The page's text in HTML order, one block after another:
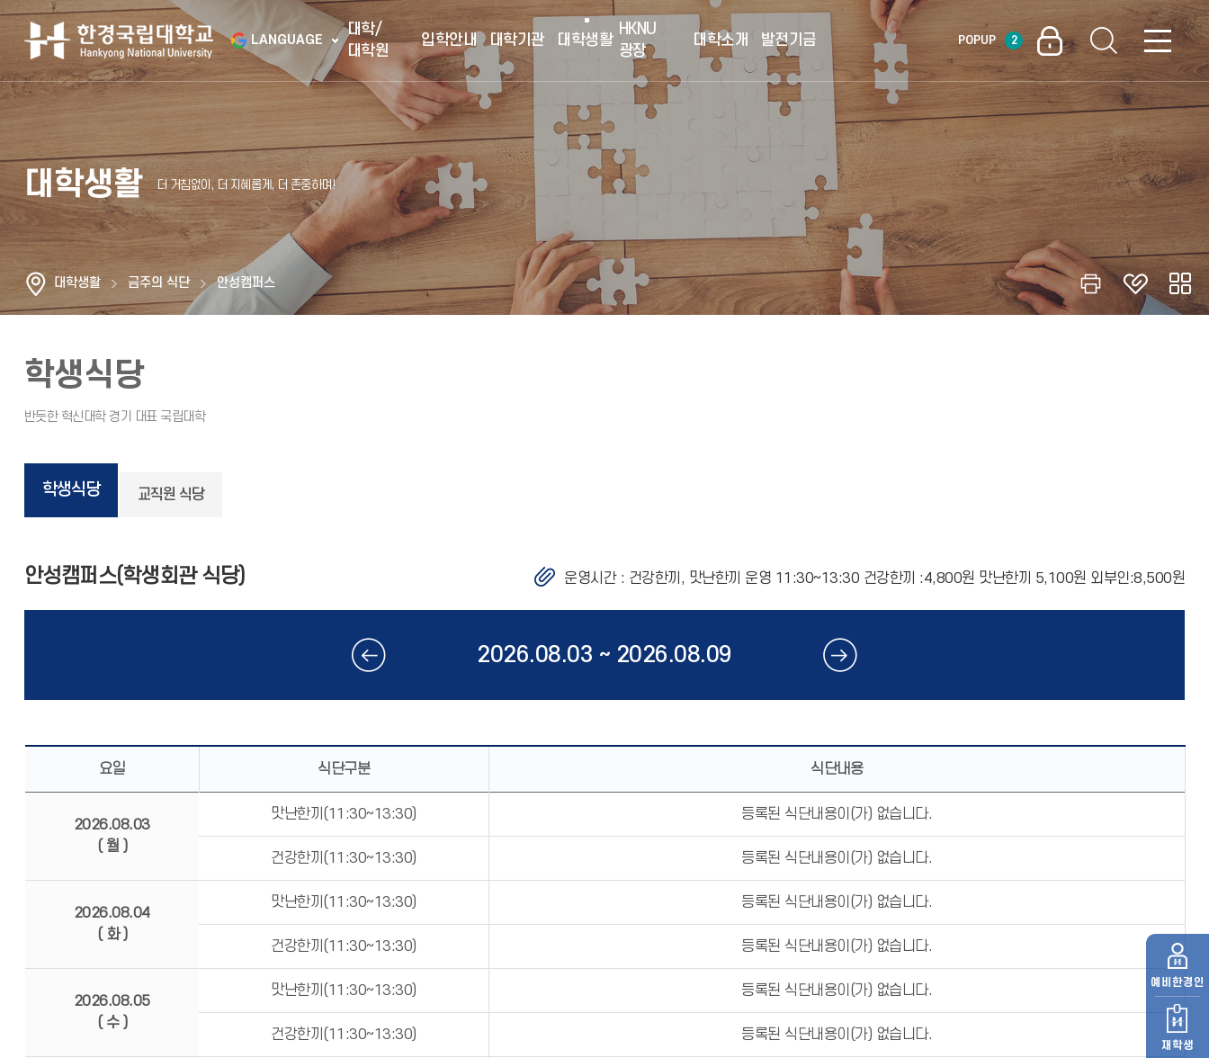
LANGUAGE
대학/
대학원
입학안내 대학기관 대학생활
HKNU
광장
대학소개 발전기금 POPUP 2
예비 한경인
재학생
대학생활
대학생활 금주의 식단 안성캠퍼스
학생식당
학생식당 교직원 식당
안성캠퍼스(학생회관 식당) 운영시간 : 건강한끼, 맛난한끼 운영 11:30~13:30 건강한끼 :4,800원 맛난한끼 5,100원 외부인:8,500원
2026.08.03 ~ 2026.08.09
요일 식단구분 식단내용
2026.08.03
( 월 )
맛난한끼(11:30~13:30) 등록된 식단내용이(가) 없습니다.
건강한끼(11:30~13:30) 등록된 식단내용이(가) 없습니다.
2026.08.04
( 화 )
맛난한끼(11:30~13:30) 등록된 식단내용이(가) 없습니다.
건강한끼(11:30~13:30) 등록된 식단내용이(가) 없습니다.
2026.08.05
( 수 )
맛난한끼(11:30~13:30) 등록된 식단내용이(가) 없습니다.
건강한끼(11:30~13:30) 등록된 식단내용이(가) 없습니다.